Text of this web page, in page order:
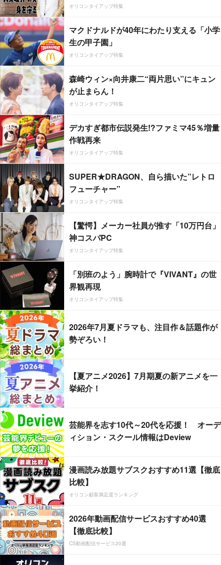
オリコンタイアップ特集
マクドナルドが40年にわたり支える「小学
生の甲子園」
オリコンタイアップ特集
森崎ウィン×向井康二“両片思い”にキュン
が止まらん！
オリコンタイアップ特集
デカすぎ都市伝説発生!?ファミマ45％増量
作戦再来
オリコンタイアップ特集
SUPER★DRAGON、自ら描いた”レトロ
フューチャー”
オリコンタイアップ特集
【驚愕】メーカー社員が推す「10万円台」
神コスパPC
オリコンタイアップ特集
「別班のよう」腕時計で『VIVANT』の世
界観再現
オリコンタイアップ特集
2026年7月夏ドラマも、注目作＆話題作が
勢ぞろい！
【夏アニメ2026】7月期夏の新アニメを一
挙紹介！
芸能界を志す10代～20代を応援！ オーデ
ィション・スクール情報はDeview
漫画読み放題サブスクおすすめ11選【徹底
比較】
オリコン顧客満足度ランキング
2026年動画配信サービスおすすめ40選
【徹底比較】
CS動画配信サービス20選